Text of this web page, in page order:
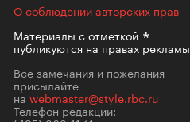
О соблюдении авторских прав
Материалы сотметкой
публикуются на правах рекламы
Все замечания и пожелания
присылайте
на webmaster@style.rbc.ru
Телефон редакции: